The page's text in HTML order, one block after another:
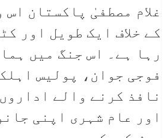
غلام مصطفیٰ پاکستان اس
کے خلاف ایک طویل اور
رہا ہے۔ اس جنگ میں
فوجی جوان، پولیس
نافذ کرنے والے
اور عام شہری اپنی